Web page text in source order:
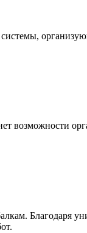
возможности
Благодаря